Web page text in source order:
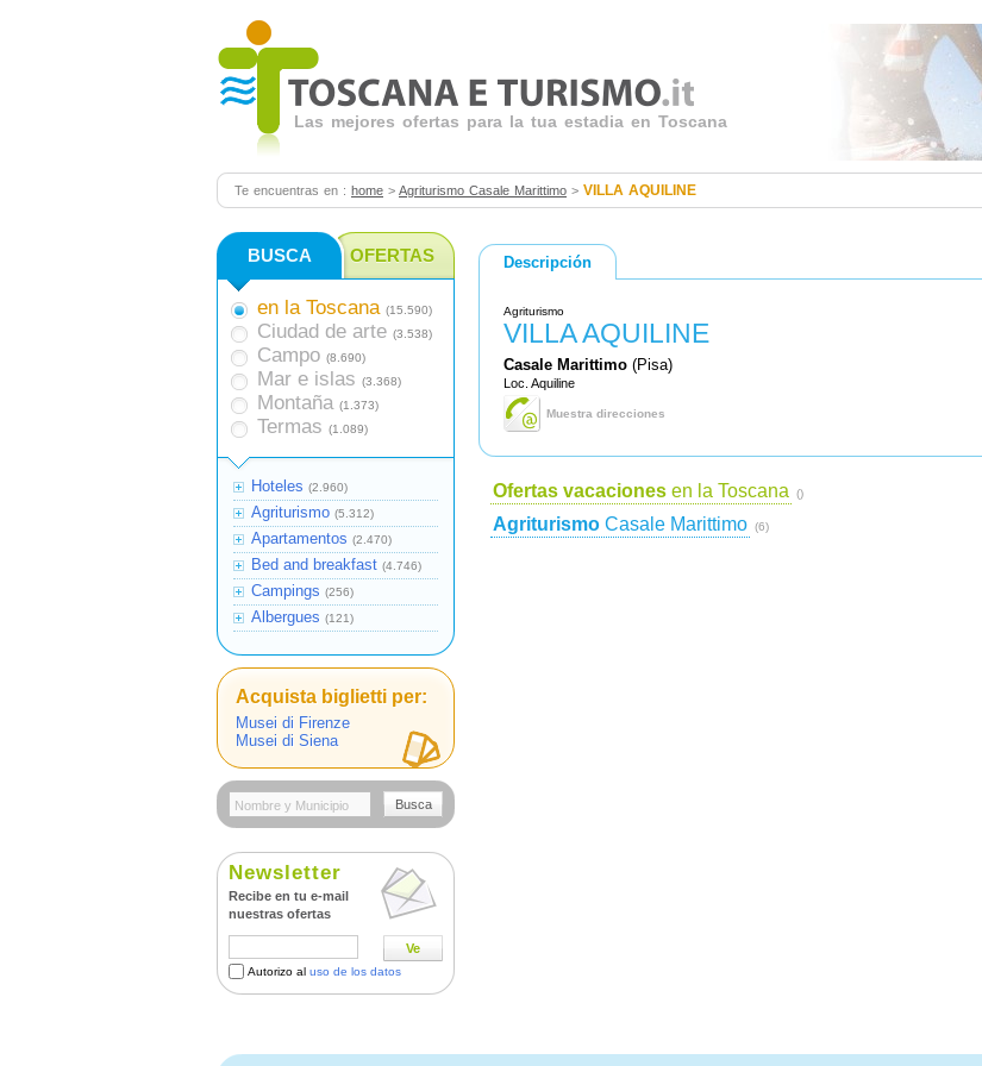
Las mejores ofertas para la tua estadia en Toscana
Te encuentras en : home > Agriturismo Casale Marittimo > VILLA AQUILINE
Descripción
Agriturismo
VILLA AQUILINE
Casale Marittimo (Pisa)
Loc. Aquiline
Muestra direcciones
Ofertas vacaciones en la Toscana ()
Agriturismo Casale Marittimo (6)
BUSCA OFERTAS
en la Toscana (15.590)
Ciudad de arte (3.538)
Campo (8.690)
Mar e islas (3.368)
Montaña (1.373)
Termas (1.089)
Hoteles (2.960)
Agriturismo (5.312)
Apartamentos (2.470)
Bed and breakfast (4.746)
Campings (256)
Albergues (121)
Acquista biglietti per:
Musei di Firenze
Musei di Siena
Busca
Newsletter
Recibe en tu e-mail
nuestras ofertas
Ve
Autorizo al uso de los datos